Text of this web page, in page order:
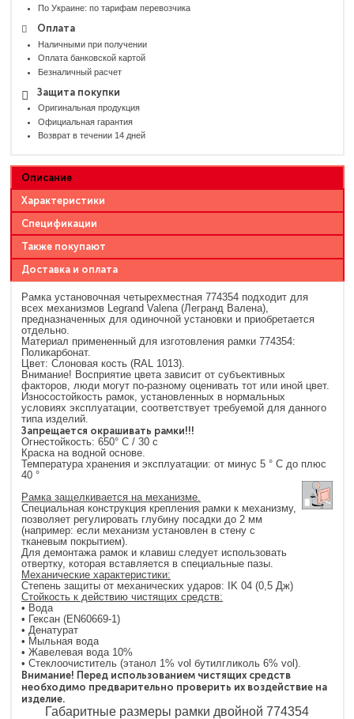
По Украине: по тарифам перевозчика
Оплата
Наличными при получении
Оплата банковской картой
Безналичный расчет
Защита покупки
Оригинальная продукция
Официальная гарантия
Возврат в течении 14 дней
Описание
Характеристики
Спецификации
Также покупают
Доставка и оплата
Рамка установочная четырехместная 774354 подходит для
всех механизмов Legrand Valena (Легранд Валена),
предназначенных для одиночной установки и приобретается
отдельно.
Материал примененный для изготовления рамки 774354:
Поликарбонат.
Цвет: Слоновая кость (RAL 1013).
Внимание! Восприятие цвета зависит от субъективных
факторов, люди могут по-разному оценивать тот или иной цвет.
Износостойкость рамок, установленных в нормальных
условиях эксплуатации, соответствует требуемой для данного
типа изделий.
Запрещается окрашивать рамки!!!
Огнестойкость: 650° C / 30 с
Краска на водной основе.
Температура хранения и эксплуатации: от минус 5 ° C до плюс
40 °
Рамка защелкивается на механизме.
Специальная конструкция крепления рамки к механизму,
позволяет регулировать глубину посадки до 2 мм
(например: если механизм установлен в стену с
тканевым покрытием).
Для демонтажа рамок и клавиш следует использовать
отвертку, которая вставляется в специальные пазы.
Механические характеристики:
Степень защиты от механических ударов: IK 04 (0,5 Дж)
Стойкость к действию чистящих средств:
• Вода
• Гексан (EN60669-1)
• Денатурат
• Мыльная вода
• Жавелевая вода 10%
• Стеклоочиститель (этанол 1% vol бутилгликоль 6% vol).
Внимание! Перед использованием чистящих средств
необходимо предварительно проверить их воздействие на
изделие.
Габаритные размеры рамки двойной 774354